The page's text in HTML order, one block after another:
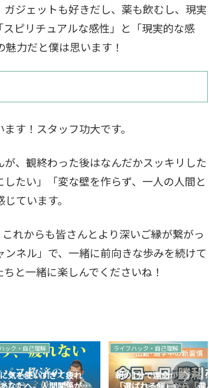
ジェットも好きだし、薬も飲むし、現実
ピリチュアルな感性」と「現実的な感
力だと僕は思います！
す！スタッフ功大です。
、観終わった後はなんだかスッキリした
たい」「変な壁を作らず、一人の人間と
ています。
れからも皆さんとより深いご縁が繋がっ
ネル」で、一緒に前向きな歩みを続けて
と一緒に楽しんでくださいね！
ック・自己理解
気を使いすぎて疲れ
ライフハック・自己理解
朝の1分で運命が変わる！